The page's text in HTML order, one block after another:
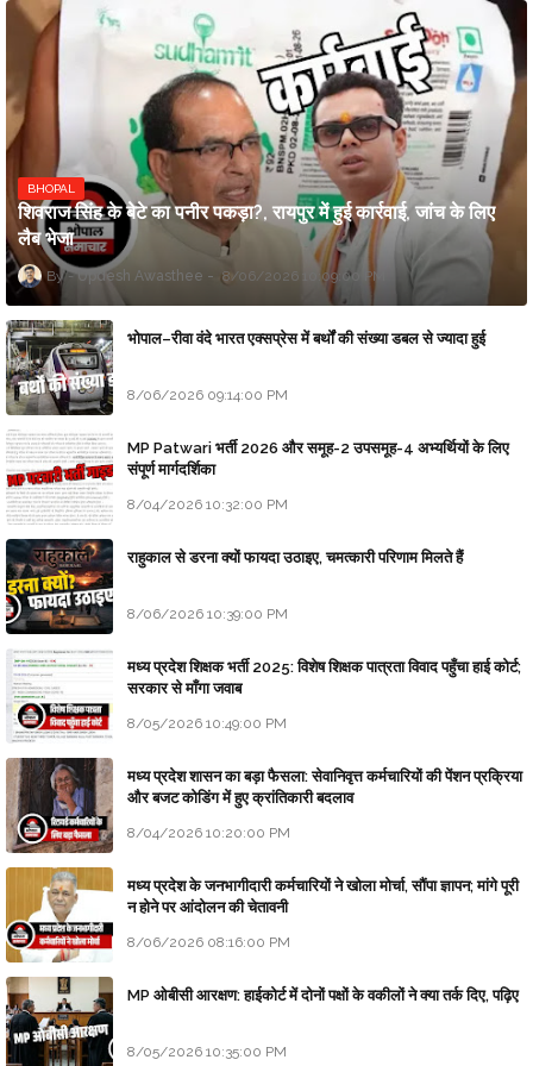
BHOPAL
शिवराज सिंह के बेटे का पनीर पकड़ा?, रायपुर में हुई कार्रवाई, जांच के लिए
लैब भेजा
Updesh Awasthee 8/06/2026 10:09:00 PM
भोपाल–रीवा वंदे भारत एक्सप्रेस में बर्थों की संख्या डबल से ज्यादा हुई
8/06/2026 09:14:00 PM
MP Patwari भर्ती 2026 और समूह-2 उपसमूह-4 अभ्यर्थियों के लिए
संपूर्ण मार्गदर्शिका
8/04/2026 10:32:00 PM
राहुकाल से डरना क्यों फायदा उठाइए, चमत्कारी परिणाम मिलते हैं
8/06/2026 10:39:00 PM
मध्य प्रदेश शिक्षक भर्ती 2025: विशेष शिक्षक पात्रता विवाद पहुँचा हाई कोर्ट;
सरकार से माँगा जवाब
8/05/2026 10:49:00 PM
मध्य प्रदेश शासन का बड़ा फैसला: सेवानिवृत्त कर्मचारियों की पेंशन प्रक्रिया
और बजट कोडिंग में हुए क्रांतिकारी बदलाव
8/04/2026 10:20:00 PM
मध्य प्रदेश के जनभागीदारी कर्मचारियों ने खोला मोर्चा, सौंपा ज्ञापन; मांगे पूरी
न होने पर आंदोलन की चेतावनी
8/06/2026 08:16:00 PM
MP ओबीसी आरक्षण: हाईकोर्ट में दोनों पक्षों के वकीलों ने क्या तर्क दिए, पढ़िए
8/05/2026 10:35:00 PM